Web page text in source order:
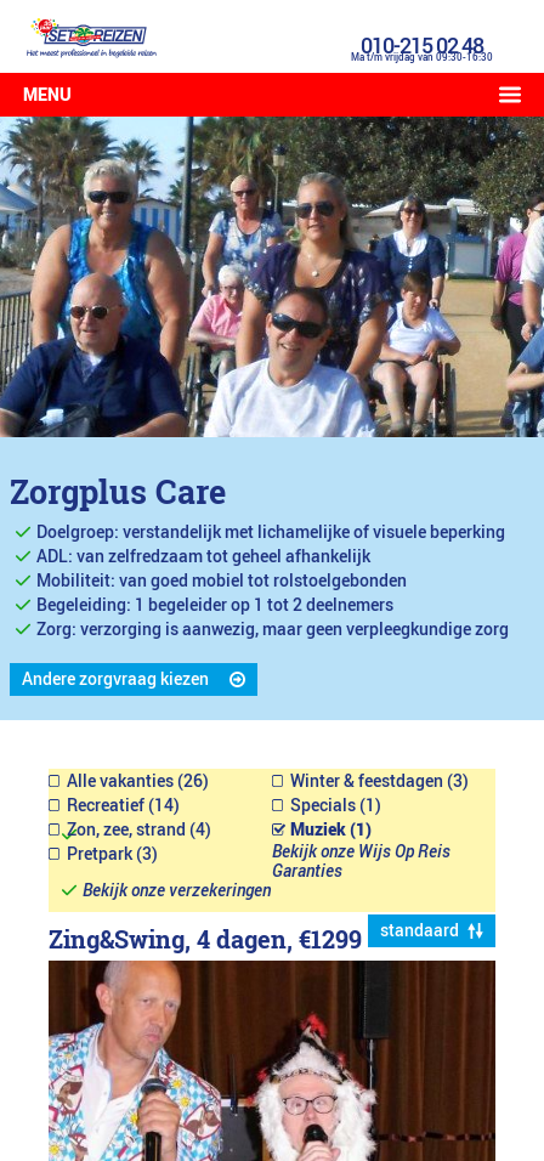
010-215 02 48
Ma t/m vrijdag van 09:30-16:30
MENU
Zorgplus Care
Doelgroep: verstandelijk met lichamelijke of visuele beperking
ADL: van zelfredzaam tot geheel afhankelijk
Mobiliteit: van goed mobiel tot rolstoelgebonden
Begeleiding: 1 begeleider op 1 tot 2 deelnemers
Zorg: verzorging is aanwezig, maar geen verpleegkundige zorg
Andere zorgvraag kiezen
Alle vakanties (26)
Winter & feestdagen (3)
Recreatief (14)
Specials (1)
Zon, zee, strand (4)
Muziek (1)
Pretpark (3)
Bekijk onze Wijs Op Reis
Garanties
Bekijk onze verzekeringen
standaard
Zing&Swing, 4 dagen, €1299